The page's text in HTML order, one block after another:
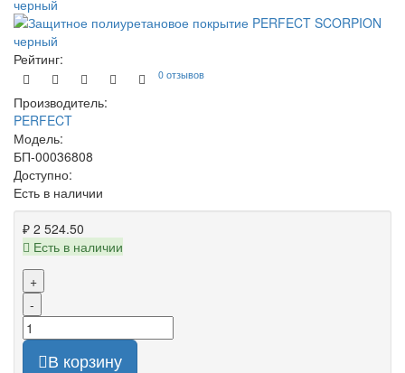
Рейтинг:
0 отзывов
Производитель:
PERFECT
Модель:
БП-00036808
Доступно:
Есть в наличии
₽ 2 524.50
Есть в наличии
+
-
В корзину